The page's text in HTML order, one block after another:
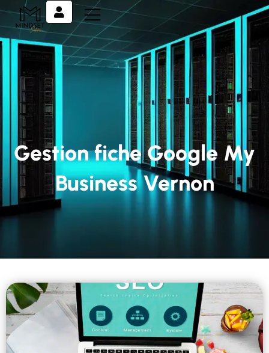
Gestion fiche Google My
Business Vernon